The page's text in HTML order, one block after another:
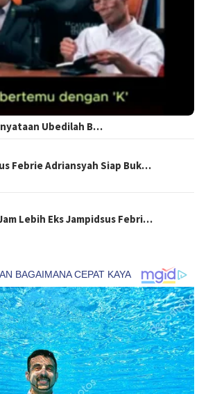
Ubedilah B…
Febrie Adriansyah Siap Buk…
Lebih Eks Jampidsus Febri…